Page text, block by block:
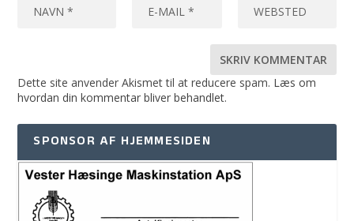
Dette site anvender Akismet til at reducere spam. Læs om
hvordan din kommentar bliver behandlet.
SPONSOR AF HJEMMESIDEN